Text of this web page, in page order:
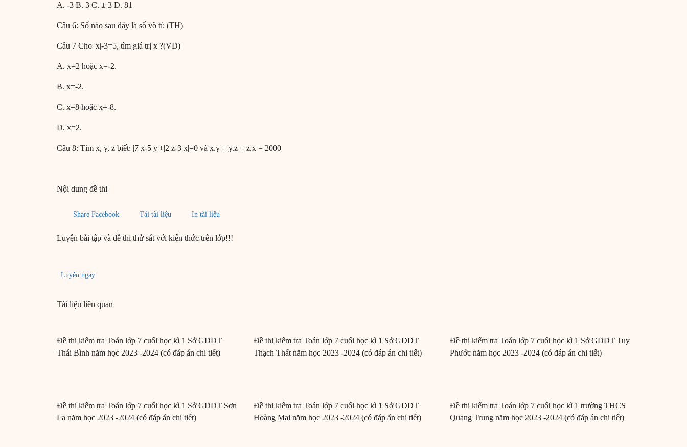
A. -3 B. 3 C. ± 3 D. 81
Câu 6: Số nào sau đây là số vô tỉ: (TH)
Câu 7 Cho |x|-3=5, tìm giá trị x ?(VD)
A. x=2 hoặc x=-2.
B. x=-2.
C. x=8 hoặc x=-8.
D. x=2.
Câu 8: Tìm x, y, z biết: |7 x-5 y|+|2 z-3 x|=0 và x.y + y.z + z.x = 2000
Nội dung đề thi
Share Facebook Tải tài liệu In tài liệu
Luyện bài tập và đề thi thử sát với kiến thức trên lớp!!!
Luyện ngay
Tài liệu liên quan
Đề thi kiểm tra Toán lớp 7 cuối học kì 1 Sở GDDT
Thái Bình năm học 2023 -2024 (có đáp án chi tiết)
Đề thi kiểm tra Toán lớp 7 cuối học kì 1 Sở GDDT
Thạch Thất năm học 2023 -2024 (có đáp án chi tiết)
Đề thi kiểm tra Toán lớp 7 cuối học kì 1 Sở GDDT Tuy
Phước năm học 2023 -2024 (có đáp án chi tiết)
Đề thi kiểm tra Toán lớp 7 cuối học kì 1 Sở GDDT Sơn
La năm học 2023 -2024 (có đáp án chi tiết)
Đề thi kiểm tra Toán lớp 7 cuối học kì 1 Sở GDDT
Hoàng Mai năm học 2023 -2024 (có đáp án chi tiết)
Đề thi kiểm tra Toán lớp 7 cuối học kì 1 trường THCS
Quang Trung năm học 2023 -2024 (có đáp án chi tiết)